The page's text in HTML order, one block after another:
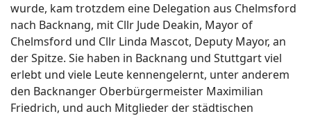
wurde, kam trotzdem eine Delegation aus Chelmsford
nach Backnang, mit Cllr Jude Deakin, Mayor of
Chelmsford und Cllr Linda Mascot, Deputy Mayor, an
der Spitze. Sie haben in Backnang und Stuttgart viel
erlebt und viele Leute kennengelernt, unter anderem
den Backnanger Oberbürgermeister Maximilian
Friedrich, und auch Mitglieder der städtischen